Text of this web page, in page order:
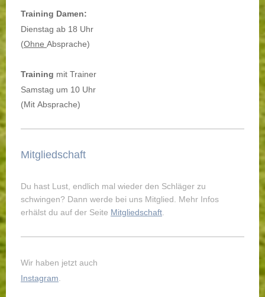
Training Damen:
Dienstag ab 18 Uhr
(Ohne Absprache)
Training mit Trainer
Samstag um 10 Uhr
(Mit Absprache)
Mitgliedschaft
Du hast Lust, endlich mal wieder den Schläger zu
schwingen? Dann werde bei uns Mitglied. Mehr Infos
erhälst du auf der Seite Mitgliedschaft
Wir haben jetzt auch
Instagram